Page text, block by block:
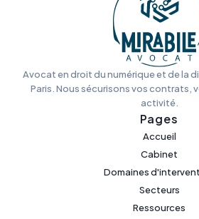
Avocat en droit du numérique et de la
Paris. Nous sécurisons vos contrats,
activité.
Pages
Accueil
Cabinet
Domaines
Secteurs
Ressources